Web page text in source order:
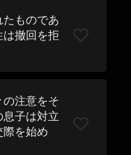
ものであ
は撤回を拒
注意をそ
子は対立
を始め